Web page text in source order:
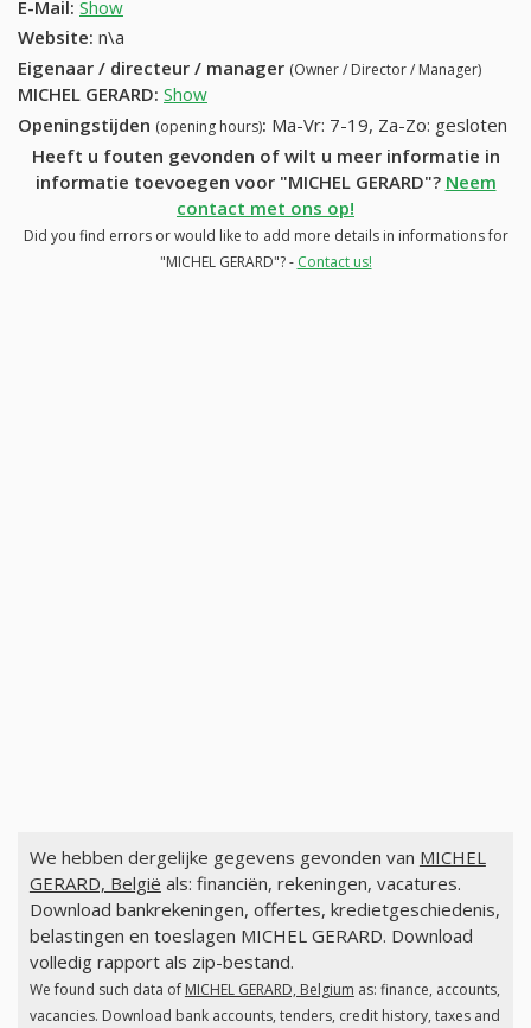
E-Mail: Show
Website: n\a
Eigenaar / directeur / manager (Owner / Director / Manager)
MICHEL GERARD: Show
Openingstijden (opening hours): Ma-Vr: 7-19, Za-Zo: gesloten
Heeft u fouten gevonden of wilt u meer informatie in
informatie toevoegen voor "MICHEL GERARD"? Neem
contact met ons op!
Did you find errors or would like to add more details in informations for
"MICHEL GERARD"? - Contact us!
We hebben dergelijke gegevens gevonden van MICHEL
GERARD, België als: financiën, rekeningen, vacatures.
Download bankrekeningen, offertes, kredietgeschiedenis,
belastingen en toeslagen MICHEL GERARD. Download
volledig rapport als zip-bestand.
We found such data of MICHEL GERARD, Belgium as: finance, accounts,
vacancies. Download bank accounts, tenders, credit history, taxes and